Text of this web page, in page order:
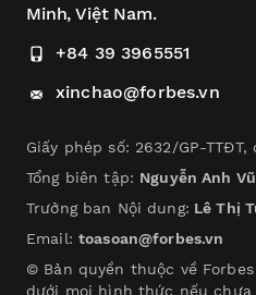
Minh, Việt Nam.
+84 39 3965551
xinchao@forbes.vn
Giấy phép số: 2632/GP-
Tổng biên tập: Nguyễn Anh Vũ
Trưởng ban Nội dung: Lê Thị
Email: toasoan@forbes.vn
© Bản quyền thuộc về
dưới mọi hình thức nếu